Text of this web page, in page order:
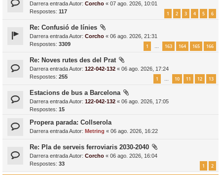
Darrera entrada Autor: Corcho « 07 ago. 2026, 10:01
Respostes: 117 1 2 3 4 5 6
Re: Confusió de línies
Darrera entrada Autor: Corcho « 06 ago. 2026, 21:31
Respostes: 3309 1 … 163 164 165 166
Re: Noves rutes des del Prat
Darrera entrada Autor: 122-042-132 « 06 ago. 2026, 17:24
Respostes: 255 1 … 10 11 12 13
Estacions de bus a Barcelona
Darrera entrada Autor: 122-042-132 « 06 ago. 2026, 17:05
Respostes: 15
Propera parada: Collserola
Darrera entrada Autor: Metring « 06 ago. 2026, 16:22
Re: Pla de serveis ferroviaris 2030-2040
Darrera entrada Autor: Corcho « 06 ago. 2026, 16:04
Respostes: 33 1 2